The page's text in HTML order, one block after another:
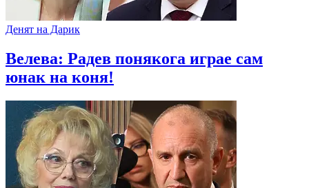
Денят на Дарик
Велева: Радев понякога играе сам
юнак на коня!